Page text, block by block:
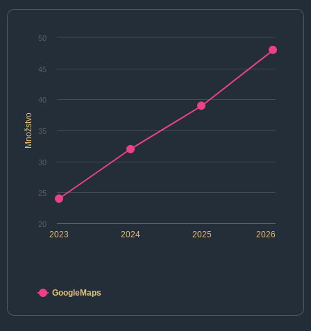
Množstvo
2024 2026
2023 2025
20
25
30
35
40
45
50
GoogleMaps